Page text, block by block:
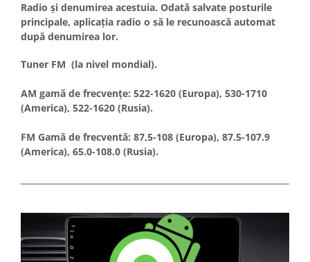
Radio și denumirea acestuia. Odată salvate posturile
principale, aplicația radio o să le recunoască automat
după denumirea lor.
Tuner FM (la nivel mondial).
AM gamă de frecvențe: 522-1620 (Europa), 530-1710
(America), 522-1620 (Rusia).
FM Gamă de frecventă: 87,5-108 (Europa), 87.5-107.9
(America), 65.0-108.0 (Rusia).